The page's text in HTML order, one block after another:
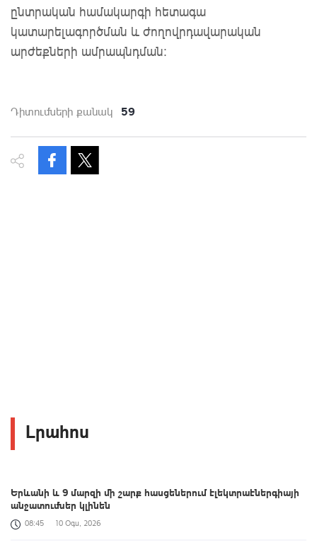
ընտրական համակարգի հետագա
կատարելագործման և ժողովրդավարական
արժեքների ամրապնդման:
Դիտումների քանակ 59
Լրահոս
Երևանի և 9 մարզի մի շարք հասցեներում էլեկտրաէներգիայի
անջատումներ կլինեն
08:45 10 Օգս, 2026